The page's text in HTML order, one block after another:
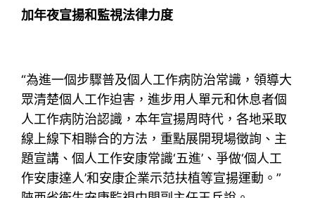
加年夜宣揚和監視法律力度
“為進一個步驟普及個人工作病防治常識，領導大
眾清楚個人工作迫害，進步用人單元和休息者個
人工作病防治認識，本年宣揚周時代，各地采取
線上線下相聯合的方法，重點展開現場徵詢、主
題宣講、個人工作安康常識‘五進’、爭做‘個人工
作安康達人’和安康企業示范扶植等宣揚運動。”